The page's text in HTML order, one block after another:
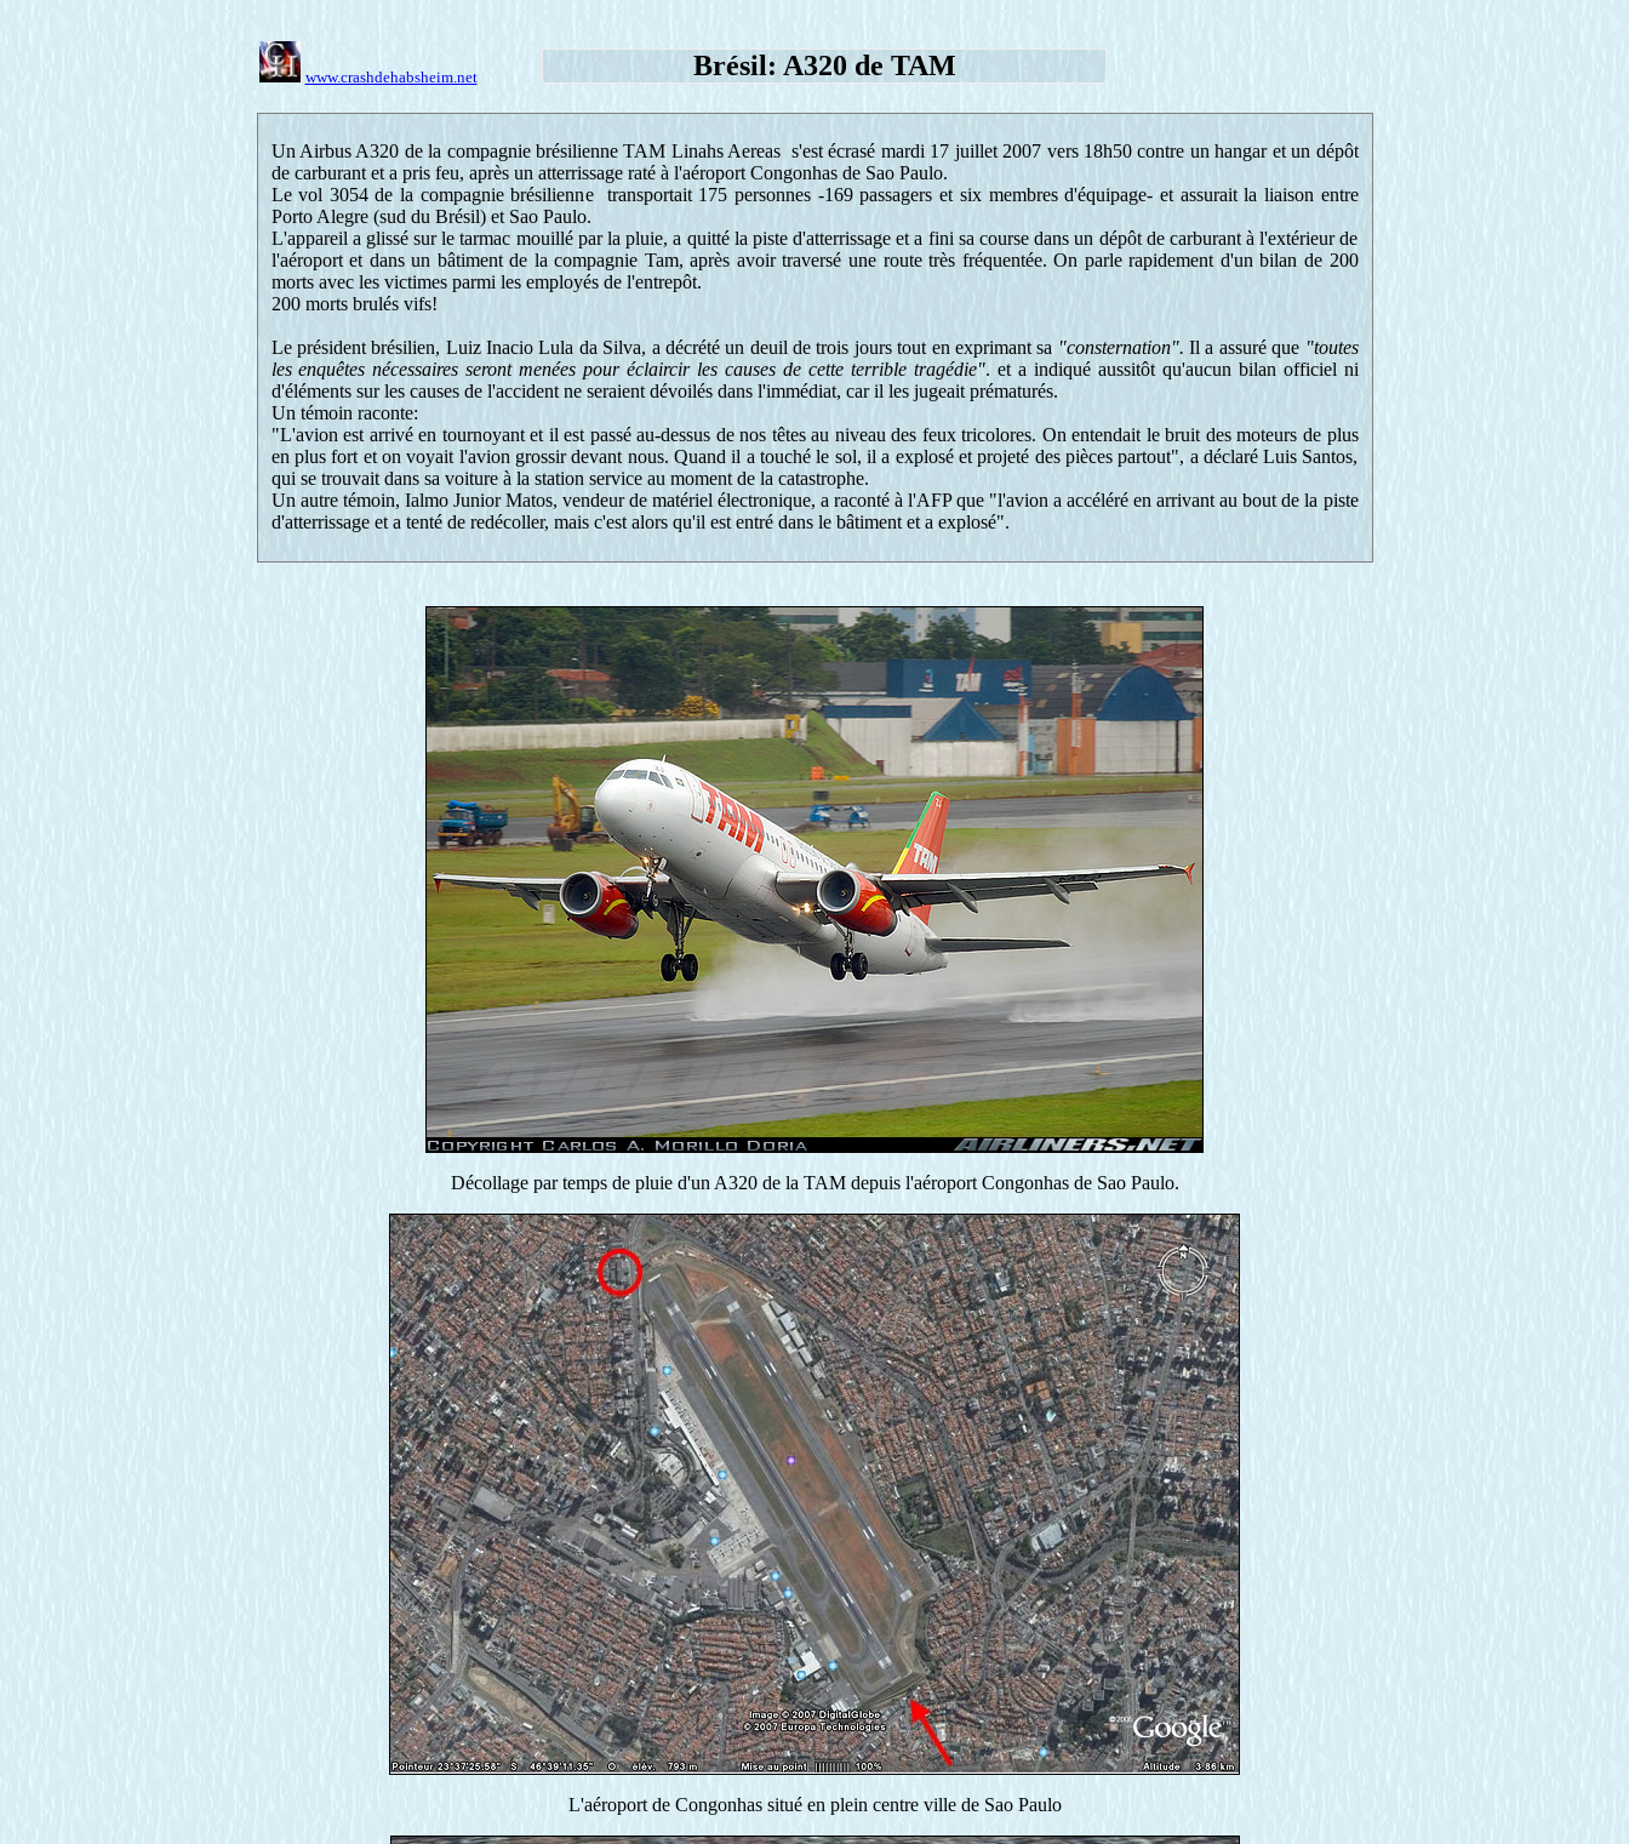
www.crashdehabsheim.net Brésil: A320 de TAM
Un Airbus A320 de la compagnie brésilienne TAM Linahs Aereas s'est écrasé mardi 17 juillet 2007 vers 18h50 contre un hangar et un dépôt
de carburant et a pris feu, après un atterrissage raté à l'aéroport Congonhas de Sao Paulo.
Le vol 3054 de la compagnie brésilienne transportait 175 personnes -169 passagers et six membres d'équipage- et assurait la liaison entre
Porto Alegre (sud du Brésil) et Sao Paulo.
L'appareil a glissé sur le tarmac mouillé par la pluie, a quitté la piste d'atterrissage et a fini sa course dans un dépôt de carburant à l'extérieur de
l'aéroport et dans un bâtiment de la compagnie Tam, après avoir traversé une route très fréquentée. On parle rapidement d'un bilan de 200
morts avec les victimes parmi les employés de l'entrepôt.
200 morts brulés vifs!
Le président brésilien, Luiz Inacio Lula da Silva, a décrété un deuil de trois jours tout en exprimant sa "consternation". Il a assuré que "toutes
les enquêtes nécessaires seront menées pour éclaircir les causes de cette terrible tragédie". et a indiqué aussitôt qu'aucun bilan officiel ni
d'éléments sur les causes de l'accident ne seraient dévoilés dans l'immédiat, car il les jugeait prématurés.
Un témoin raconte:
"L'avion est arrivé en tournoyant et il est passé au-dessus de nos têtes au niveau des feux tricolores. On entendait le bruit des moteurs de plus
en plus fort et on voyait l'avion grossir devant nous. Quand il a touché le sol, il a explosé et projeté des pièces partout", a déclaré Luis Santos,
qui se trouvait dans sa voiture à la station service au moment de la catastrophe.
Un autre témoin, Ialmo Junior Matos, vendeur de matériel électronique, a raconté à l'AFP que "l'avion a accéléré en arrivant au bout de la piste
d'atterrissage et a tenté de redécoller, mais c'est alors qu'il est entré dans le bâtiment et a explosé".
Décollage par temps de pluie d'un A320 de la TAM depuis l'aéroport Congonhas de Sao Paulo.
L'aéroport de Congonhas situé en plein centre ville de Sao Paulo